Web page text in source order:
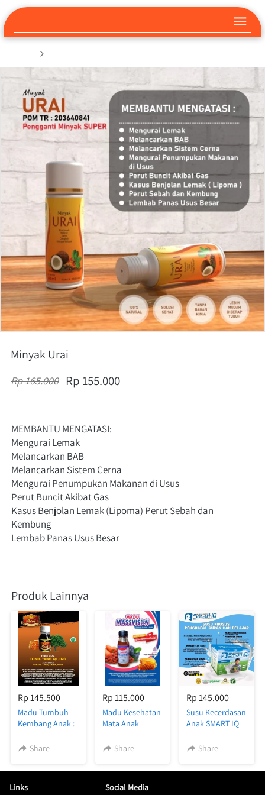
Minyak Urai
Rp 165.000 Rp 155.000
MEMBANTU MENGATASI:
Mengurai Lemak
Melancarkan BAB
Melancarkan Sistem Cerna
Mengurai Penumpukan Makanan di Usus
Perut Buncit Akibat Gas
Kasus Benjolan Lemak (Lipoma) Perut Sebah dan
Kembung
Lembab Panas Usus Besar
Produk Lainnya
Rp 145.500
Madu Tumbuh
Kembang Anak :
gr Share
Rp 115.000
Madu Kesehatan
Mata Anak
Share
Rp 145.000
Susu Kecerdasan
Anak SMART IQ
Share
Links Social Media